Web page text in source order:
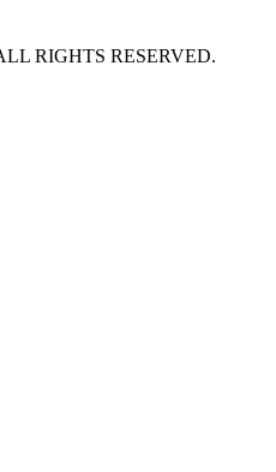
RIGHTS RESERVED.